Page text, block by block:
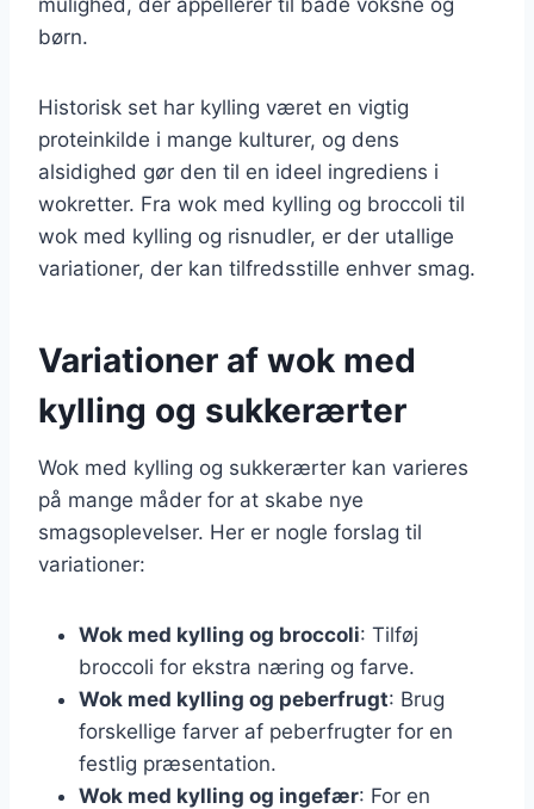
børn.
Historisk set har kylling været en vigtig
proteinkilde i mange kulturer, og dens
alsidighed gør den til en ideel ingrediens i
wokretter. Fra wok med kylling og broccoli til
wok med kylling og risnudler, er der utallige
variationer, der kan tilfredsstille enhver smag.
Variationer af wok med
kylling og sukkerærter
Wok med kylling og sukkerærter kan varieres
på mange måder for at skabe nye
smagsoplevelser. Her er nogle forslag til
variationer:
Wok med kylling og broccoli: Tilføj
broccoli for ekstra næring og farve.
Wok med kylling og peberfrugt: Brug
forskellige farver af peberfrugter for en
festlig præsentation.
Wok med kylling og ingefær: For en